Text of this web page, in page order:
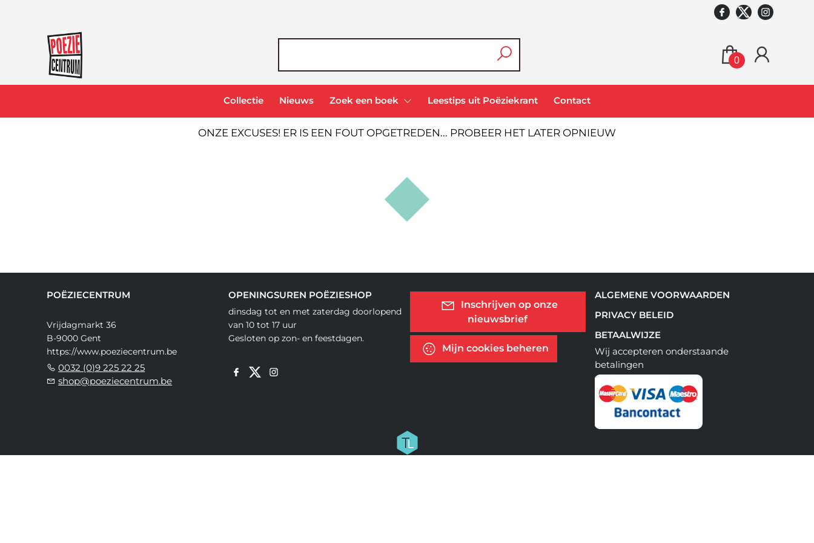
0
Collectie Nieuws Zoek een boek Leestips uit Poëziekrant Contact
ONZE EXCUSES! ER IS EEN FOUT OPGETREDEN... PROBEER HET LATER OPNIEUW
POËZIECENTRUM
Vrijdagmarkt 36
B-9000 Gent
https://www.poeziecentrum.be
0032 (0)9 225 22 25
shop@poeziecentrum.be
OPENINGSUREN POËZIESHOP
dinsdag tot en met zaterdag doorlopend
van 10 tot 17 uur
Gesloten op zon- en feestdagen.
Inschrijven op onze
nieuwsbrief
Mijn cookies beheren
ALGEMENE VOORWAARDEN
PRIVACY BELEID
BETAALWIJZE
Wij accepteren onderstaande
betalingen